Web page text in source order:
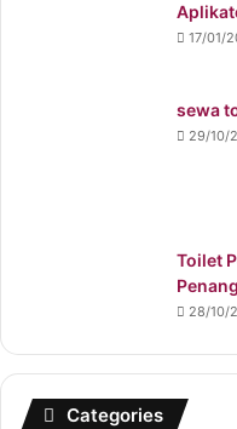
17/01/
sewa
29/10/
Toilet
28/10/
Categories